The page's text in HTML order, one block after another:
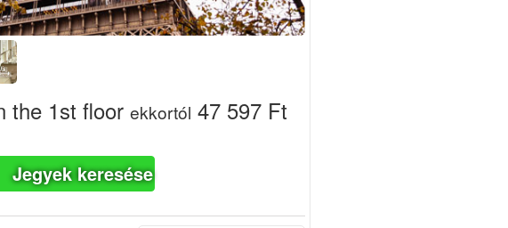
the 1st floor ekkortól 47 597 Ft
Jegyek keresése